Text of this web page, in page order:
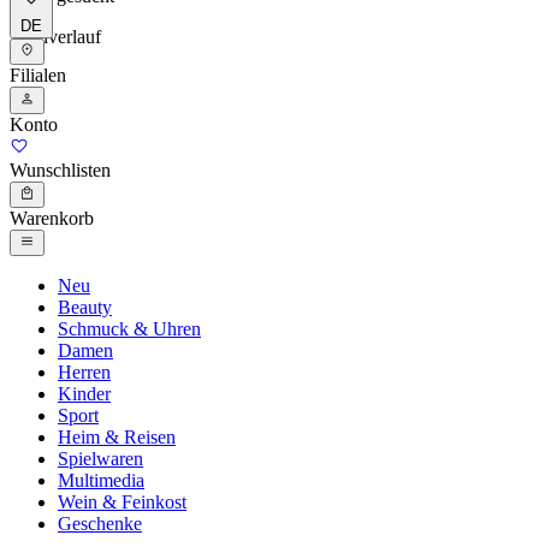
Suchverlauf
DE
Filialen
Konto
Wunschlisten
Warenkorb
Neu
Beauty
Schmuck & Uhren
Damen
Herren
Kinder
Sport
Heim & Reisen
Spielwaren
Multimedia
Wein & Feinkost
Geschenke